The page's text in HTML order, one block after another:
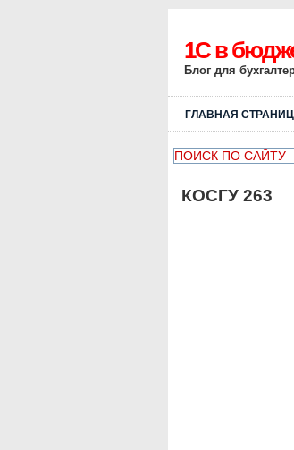
1C в
Блог для
ГЛАВНАЯ
КОСГУ 263